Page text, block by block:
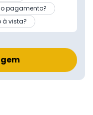
pagamento?
à vista?